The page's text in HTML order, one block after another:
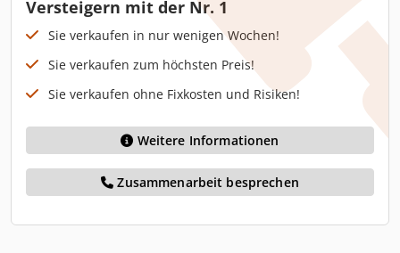
Versteigern mit der Nr. 1
Sie verkaufen in nur wenigen Wochen!
Sie verkaufen zum höchsten Preis!
Sie verkaufen ohne Fixkosten und Risiken!
Weitere Informationen
Zusammenarbeit besprechen